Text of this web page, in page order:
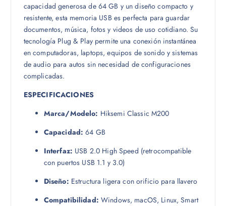
capacidad generosa de 64 GB y un diseño compacto y
resistente, esta memoria USB es perfecta para guardar
documentos, música, fotos y videos de uso cotidiano. Su
tecnología Plug & Play permite una conexión instantánea
en computadoras, laptops, equipos de sonido y sistemas
de audio para autos sin necesidad de configuraciones
complicadas.
ESPECIFICACIONES
Marca/Modelo: Hiksemi Classic M200
Capacidad: 64 GB
Interfaz: USB 2.0 High Speed (retrocompatible
con puertos USB 1.1 y 3.0)
Diseño: Estructura ligera con orificio para llavero
Compatibilidad: Windows, macOS, Linux, Smart